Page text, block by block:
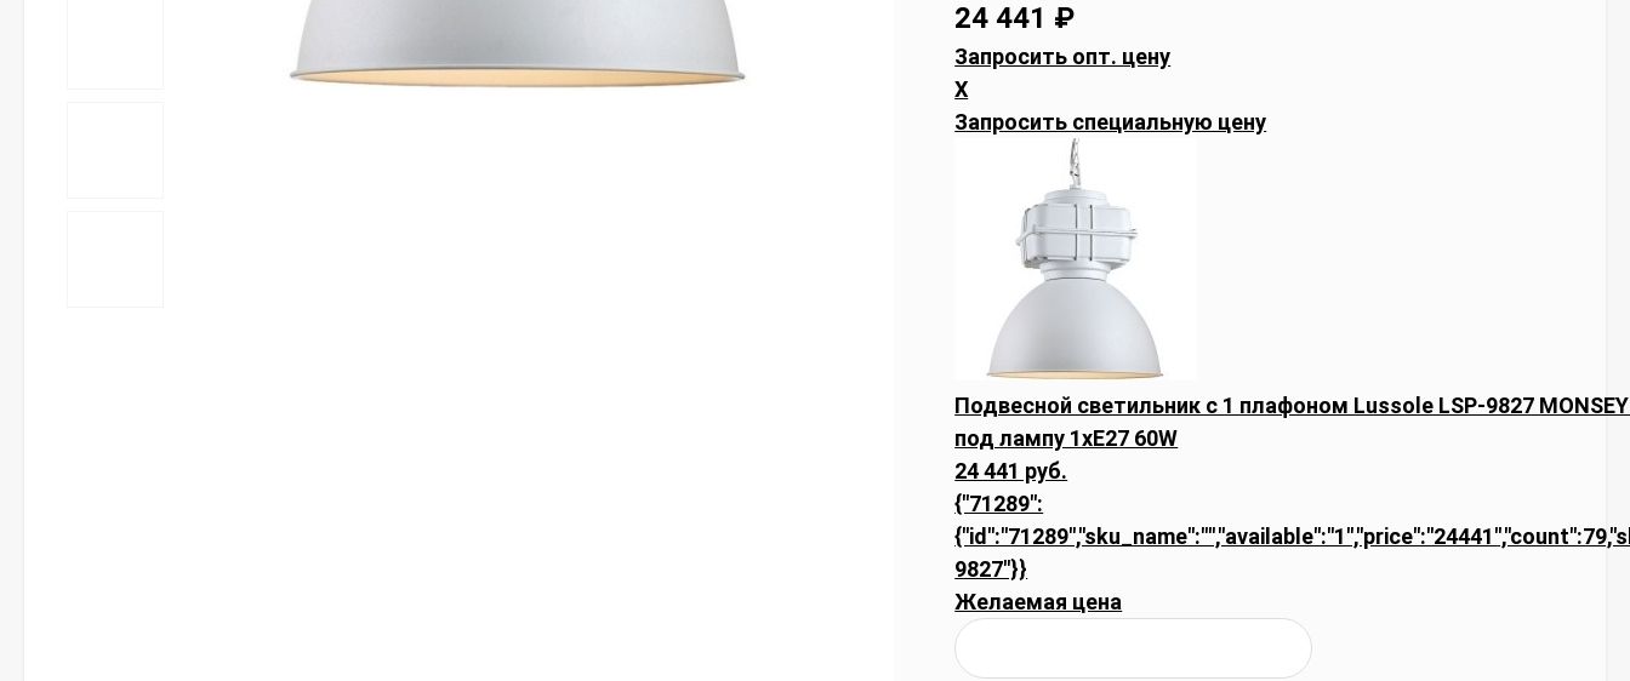
24 441 ₽
Запросить опт. цену
X
Запросить специальную цену
Подвесной светильник с 1 плафоном Lussole LSP-9827
под лампу 1xE27 60W
24 441 руб.
{"71289":
9827"}}
Желаемая цена